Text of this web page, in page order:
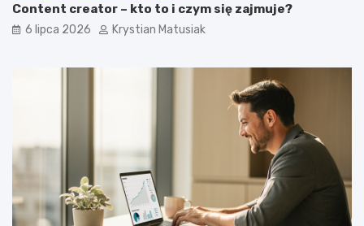
Content creator – kto to i czym się zajmuje?
6 lipca 2026 Krystian Matusiak